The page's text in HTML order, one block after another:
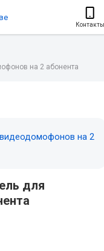
Контакты
на 2 абонента
для